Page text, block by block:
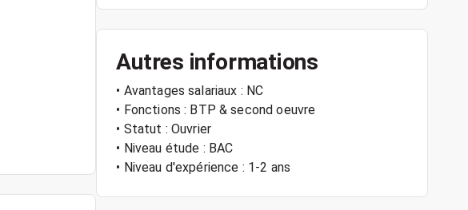
Autres informations
• Avantages salariaux : NC
• Fonctions : BTP & second oeuvre
• Statut : Ouvrier
• Niveau étude : BAC
• Niveau d'expérience : 1-2 ans